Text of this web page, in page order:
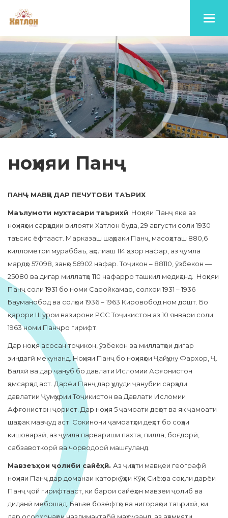
ноҳияи Панҷ
ПАНҶ – МАВҶЕ ДАР ПЕЧУТОБИ ТАЪРИХ
Маълумоти мухтасари таърихӣ . Ноҳияи Панҷ яке аз
ноҳияҳои сарҳадии вилояти Хатлон буда, 29 августи соли 1930
таъсис ёфтааст. Марказаш шаҳраки Панҷ, масоҳаташ 880,6
киллометри мураббаъ, аҳолиаш 114 ҳазор нафар, аз ҷумла
мардҳо 57098, занҳо 56902 нафар. Тоҷикон – 88110, ӯзбекон —
25080 ва дигар миллатҳо 110 нафарро ташкил медиҳанд. Ноҳияи
Панҷ соли 1931 бо номи Саройкамар, солхои 1931 – 1936
Бауманобод ва солҳои 1936 – 1963 Кировобод ном дошт. Бо
қарори Шӯрои вазирони РСС Тоҷикистон аз 10 январи соли
1963 номи Панҷро гирифт.
Дар ноҳия асосан тоҷикон, ӯзбекон ва миллатҳои дигар
зиндагӣ мекунанд. Ноҳияи Панҷ бо ноҳияҳои Ҷайҳуну Фархор, Ҷ.
Балхӣ ва дар ҷануб бо давлати Исломии Афғонистон
ҳамсарҳад аст. Дарёи Панҷ дар ҳудуди ҷанубии сарҳади
давлатии Ҷумҳурии Тоҷикистон ва Давлати Исломии
Афғонистон ҷорист. Дар ноҳия 5 ҷамоати деҳот ва як ҷамоати
шаҳрак мавҷуд аст. Сокинони ҷамоатҳои деҳот бо соҳаи
кишоварзӣ, аз ҷумла парвариши пахта, пилла, боғдорӣ,
сабзавоткорӣ ва чорводорӣ машғуланд.
Мавзеъҳои ҷолиби сайёҳӣ. Аз ҷиҳати мавқеи географӣ
ноҳияи Панҷ дар доманаи қаторкӯҳҳои Кӯҳи Сиёҳ ва соҳили дарёи
Панҷ ҷой гирифтааст, ки барои сайёҳон мавзеи ҷолиб ва
диданӣ мебошад. Баъзе бозёфтҳо ва нигораҳои таърихӣ, ки